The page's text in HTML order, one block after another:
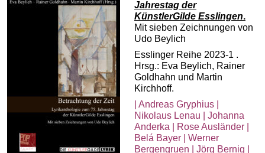
Jahrestag der
KünstlerGilde Esslingen.
Mit sieben Zeichnungen von
Udo Beylich
Esslinger Reihe 2023-1 .
Hrsg.: Eva Beylich, Rainer
Goldhahn und Martin
Kirchhoff.
| Andreas Gryphius |
Nikolaus Lenau | Johanna
Anderka | Rose Ausländer |
Belá Bayer | Werner
Bergengruen | Jörg Bernig |